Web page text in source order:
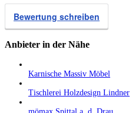
Bewertung schreiben
Anbieter in der Nähe
Karnische Massiv Möbel
Tischlerei Holzdesign Lindner